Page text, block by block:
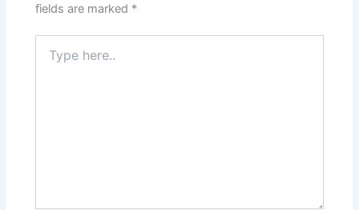
fields are marked *
here..